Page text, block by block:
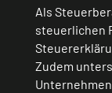
Als
steuerlichen
Zudem